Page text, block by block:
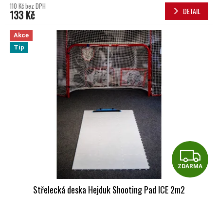
110 Kč bez DPH
133 Kč DETAIL
Akce
Tip
ZDARMA
Střelecká deska Hejduk Shooting Pad ICE 2m2